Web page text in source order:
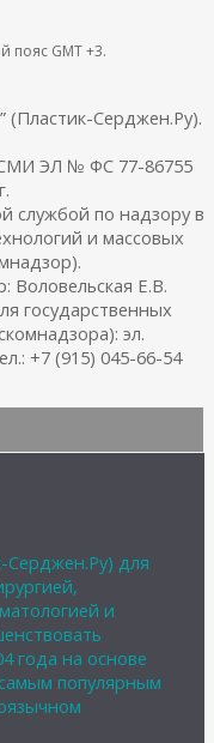
яркие личные
сезона, а всего
а очень хочет и
вылавливает
пояс GMT +3.
(Пластик-Серджен.Ру).
СМИ ЭЛ № ФС 77-86755
службой по надзору в
и массовых
Воловельская Е.В.
государственных
эл.
+7 (915) 045-66-54
Серджен.Ру) для
и
года на основе
популярным